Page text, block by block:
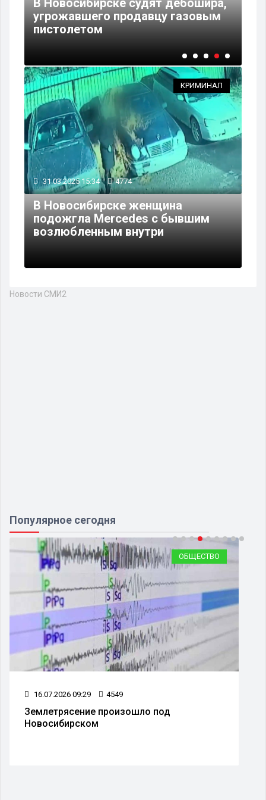
В Новосибирске судят дебошира,
угрожавшего продавцу газовым
пистолетом
КРИМИНАЛ
31.03.2025 15:34 4774
В Новосибирске женщина
подожгла Mercedes с бывшим
возлюбленным внутри
Новости СМИ2
Популярное сегодня
ОБЩЕСТВО
16.07.2026 09:29 4549
Землетрясение произошло под
Новосибирском